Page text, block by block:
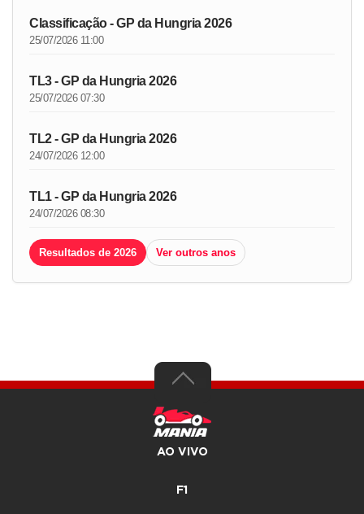
Classificação - GP da Hungria 2026
25/07/2026 11:00
TL3 - GP da Hungria 2026
25/07/2026 07:30
TL2 - GP da Hungria 2026
24/07/2026 12:00
TL1 - GP da Hungria 2026
24/07/2026 08:30
Resultados de 2026 Ver outros anos
AO VIVO
F1